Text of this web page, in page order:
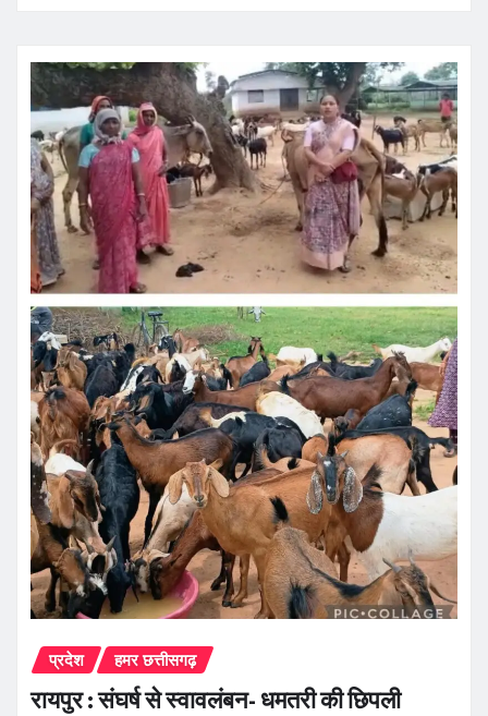
प्रदेश हमर छत्तीसगढ़
रायपुर : संघर्ष से स्वावलंबन- धमतरी की छिपली